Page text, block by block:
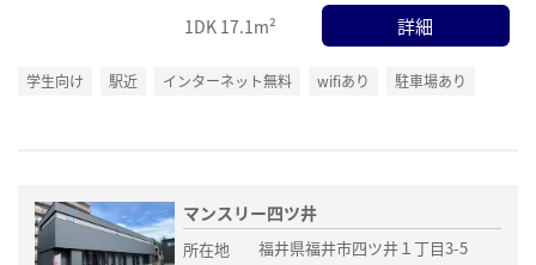
1DK 17.1m² 詳細
学生向け 駅近 インターネット無料 wifiあり 駐車場あり
マンスリー四ツ井
所在地
福井県福井市四ツ井１丁目3-5